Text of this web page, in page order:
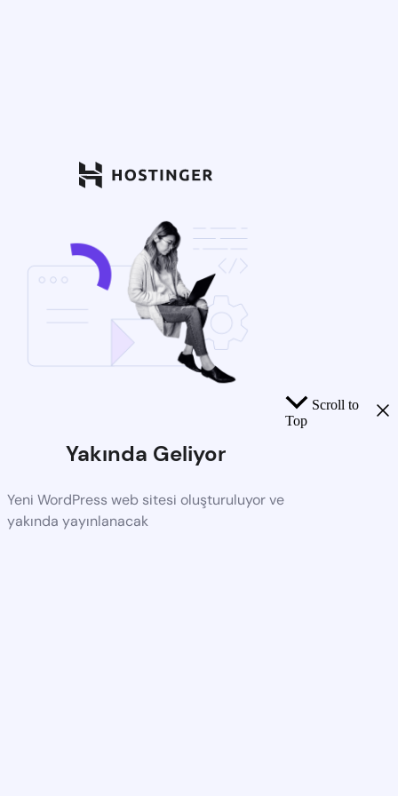
Yakında Geliyor
Yeni WordPress web sitesi oluşturuluyor ve
yakında yayınlanacak
Scroll to
Top